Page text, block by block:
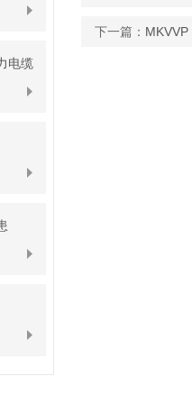
电缆
下一篇：